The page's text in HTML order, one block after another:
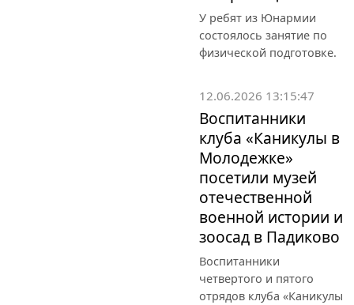
У ребят из Юнармии
состоялось занятие по
физической подготовке.
12.06.2026 13:15:47
Воспитанники
клуба «Каникулы в
Молодежке»
посетили музей
отечественной
военной истории и
зоосад в Падиково
Воспитанники
четвертого и пятого
отрядов клуба «Каникулы